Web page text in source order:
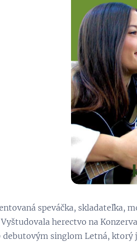
speváčka, skladateľka,
Vyštudovala herectvo na
debutovým singlom Letná, ktorý